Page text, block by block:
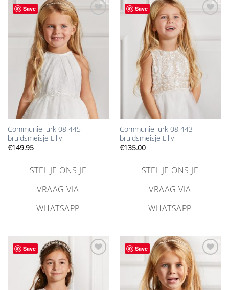
Save
verlanglijst
toevoegen
Communie jurk 08 445
bruidsmeisje Lilly
€149.95
STEL JE ONS JE
VRAAG VIA
WHATSAPP
Save
verlanglijst
toevoegen
Communie jurk 08 443
bruidsmeisje Lilly
€135.00
STEL JE ONS JE
VRAAG VIA
WHATSAPP
Save
Save
Aan
verlanglijst
toevoegen